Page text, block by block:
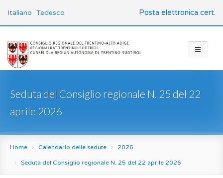
Italiano Tedesco Posta elettronica cert.
Seduta del Consiglio regionale N. 25 del 22
aprile 2026
Home Calendario delle sedute 2026
Seduta del Consiglio regionale N. 25 del 22 aprile 2026